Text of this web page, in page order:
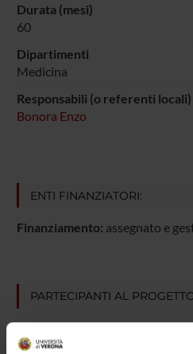
Durata (mesi)
60
Dipartimenti
Medicina
Responsabili (o referenti locali)
Bonora Enzo
ENTI FINANZIATORI:
Finanziamento: assegnato e
PARTECIPANTI AL
Riccardo Bonadonna
Professore ordinario